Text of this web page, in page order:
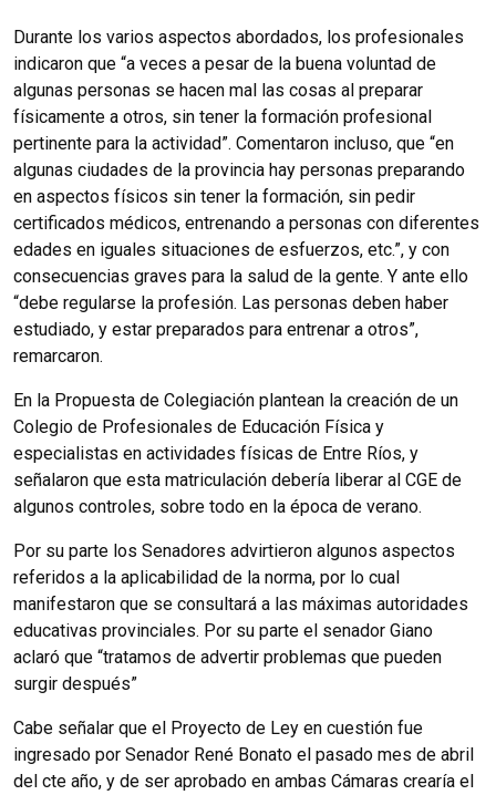
Durante los varios aspectos abordados, los profesionales
indicaron que “a veces a pesar de la buena voluntad de
algunas personas se hacen mal las cosas al preparar
físicamente a otros, sin tener la formación profesional
pertinente para la actividad”. Comentaron incluso, que “en
algunas ciudades de la provincia hay personas preparando
en aspectos físicos sin tener la formación, sin pedir
certificados médicos, entrenando a personas con diferentes
edades en iguales situaciones de esfuerzos, etc.”, y con
consecuencias graves para la salud de la gente. Y ante ello
“debe regularse la profesión. Las personas deben haber
estudiado, y estar preparados para entrenar a otros”,
remarcaron.
En la Propuesta de Colegiación plantean la creación de un
Colegio de Profesionales de Educación Física y
especialistas en actividades físicas de Entre Ríos, y
señalaron que esta matriculación debería liberar al CGE de
algunos controles, sobre todo en la época de verano.
Por su parte los Senadores advirtieron algunos aspectos
referidos a la aplicabilidad de la norma, por lo cual
manifestaron que se consultará a las máximas autoridades
educativas provinciales. Por su parte el senador Giano
aclaró que “tratamos de advertir problemas que pueden
surgir después”
Cabe señalar que el Proyecto de Ley en cuestión fue
ingresado por Senador René Bonato el pasado mes de abril
del cte año, y de ser aprobado en ambas Cámaras crearía el